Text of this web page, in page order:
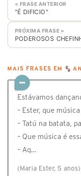
« FRASE ANTERIOR
"É DIFICIO"
PRÓXIMA FRASE »
PODEROSOS
MAIS FRASES EM
Estávamos
– Ester, que
– Tatú na batata,
– Que música é
– Aq…
(Maria Ester, 5 anos)